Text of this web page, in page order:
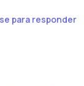
para responder